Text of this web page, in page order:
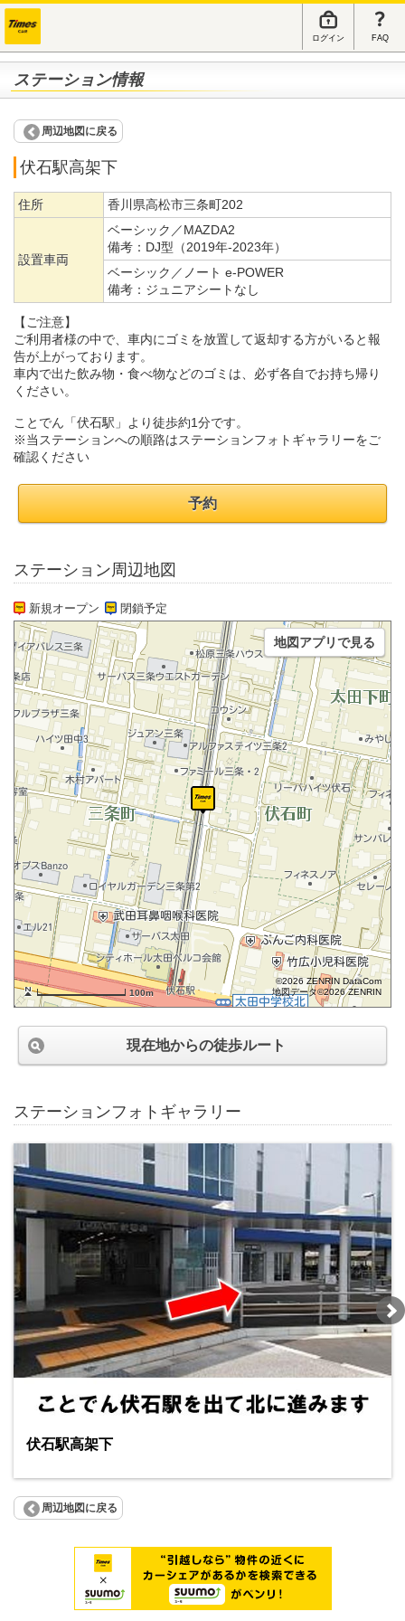
ログイン FAQ
ステーション情報
周辺地図に戻る
伏石駅高架下
住所 香川県高松市三条町202
設置車両
ベーシック／MAZDA2
備考： DJ型（2019年-2023年）
ベーシック／ノート e-POWER
備考： ジュニアシートなし
【ご注意】
ご利用者様の中で、車内にゴミを放置して返却する方がいると報
告が上がっております。
車内で出た飲み物・食べ物などのゴミは、必ず各自でお持ち帰り
ください。
ことでん「伏石駅」より徒歩約1分です。
※当ステーションへの順路はステーションフォトギャラリーをご
確認ください
予約
ステーション周辺地図
新規オープン 閉鎖予定
100m
©2026 ZENRIN DataCom
地図データ©2026 ZENRIN
地図アプリで見る
現在地からの徒歩ルート
ステーションフォトギャラリー
伏石駅高架下
周辺地図に戻る